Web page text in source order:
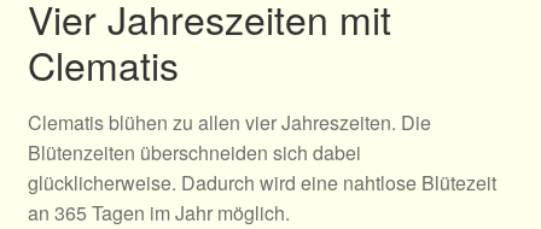
Vier Jahreszeiten mit
Clematis
Clematis blühen zu allen vier Jahreszeiten. Die
Blütenzeiten überschneiden sich dabei
glücklicherweise. Dadurch wird eine nahtlose Blütezeit
an 365 Tagen im Jahr möglich.